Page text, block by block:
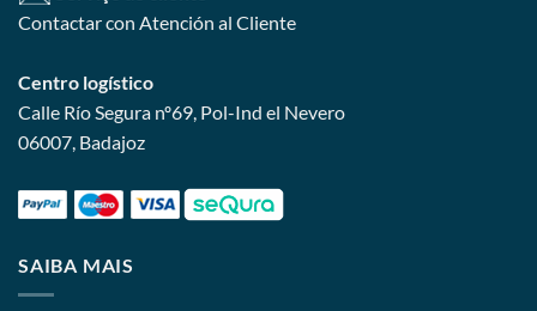
Contactar con Atención al Cliente
Centro logístico
Calle Río Segura nº69, Pol-Ind el Nevero
06007, Badajoz
SAIBA MAIS